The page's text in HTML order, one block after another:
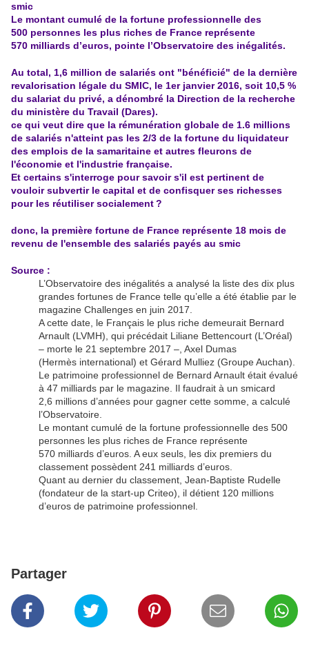
smic
Le montant cumulé de la fortune professionnelle des
500 personnes les plus riches de France représente
570 milliards d’euros, pointe l’Observatoire des inégalités.
Au total, 1,6 million de salariés ont "bénéficié" de la dernière
revalorisation légale du SMIC, le 1er janvier 2016, soit 10,5 %
du salariat du privé, a dénombré la Direction de la recherche
du ministère du Travail (Dares).
ce qui veut dire que la rémunération globale de 1.6 millions
de salariés n'atteint pas les 2/3 de la fortune du liquidateur
des emplois de la samaritaine et autres fleurons de
l'économie et l'industrie française.
Et certains s'interroge pour savoir s'il est pertinent de
vouloir subvertir le capital et de confisquer ses richesses
pour les réutiliser socialement ?
donc, la première fortune de France représente 18 mois de
revenu de l'ensemble des salariés payés au smic
Source :
L’Observatoire des inégalités a analysé la liste des dix plus
grandes fortunes de France telle qu’elle a été établie par le
magazine Challenges en juin 2017.
A cette date, le Français le plus riche demeurait Bernard
Arnault (LVMH), qui précédait Liliane Bettencourt (L’Oréal)
– morte le 21 septembre 2017 –, Axel Dumas
(Hermès international) et Gérard Mulliez (Groupe Auchan).
Le patrimoine professionnel de Bernard Arnault était évalué
à 47 milliards par le magazine. Il faudrait à un smicard
2,6 millions d’années pour gagner cette somme, a calculé
l’Observatoire.
Le montant cumulé de la fortune professionnelle des 500
personnes les plus riches de France représente
570 milliards d’euros. A eux seuls, les dix premiers du
classement possèdent 241 milliards d’euros.
Quant au dernier du classement, Jean-Baptiste Rudelle
(fondateur de la start-up Criteo), il détient 120 millions
d’euros de patrimoine professionnel.
Partager